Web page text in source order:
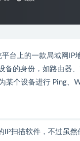
平台上的一款局域网
备的身份，如路由器
某个设备进行 Ping、
IP扫描软件，不过虽